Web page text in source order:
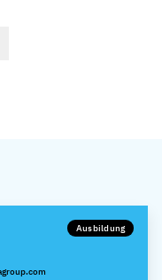
Ausbildung